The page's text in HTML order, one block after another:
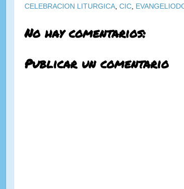
CELEBRACION LITURGICA, CIC,
No hay comentarios:
Publicar un comentario